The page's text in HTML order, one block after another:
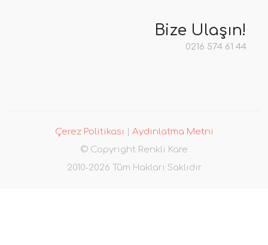
Bize Ulaşın!
0216 574 61 44
Çerez Politikası
Aydınlatma Metni
© Copyright Renkli Kare
2010-2026 Tüm Hakları Saklıdır